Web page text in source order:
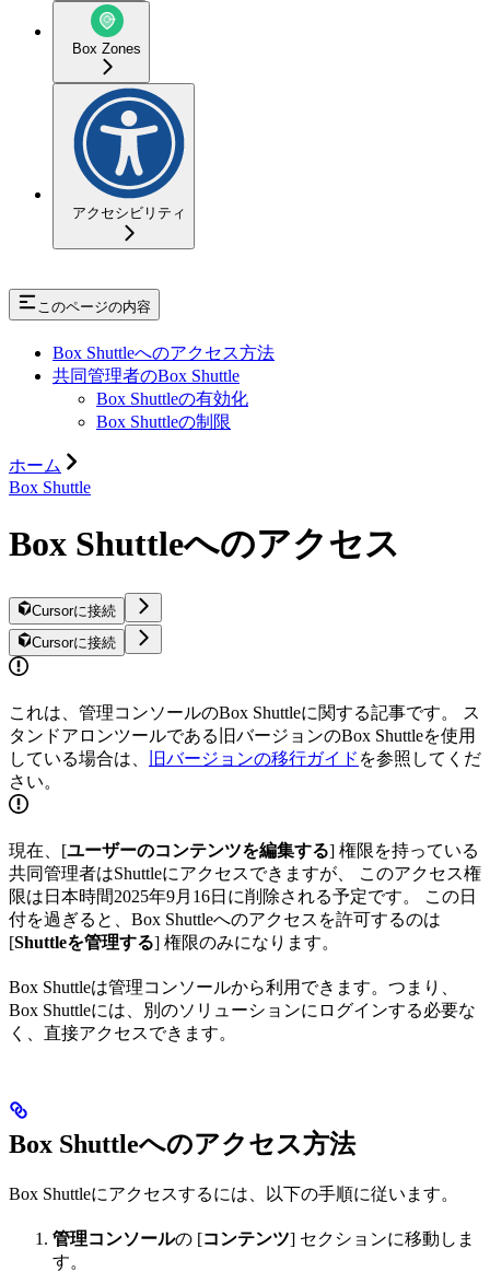
Box Zones
アクセシビリティ
このページの内容
Box Shuttleへのアクセス方法
共同管理者のBox Shuttle
Box Shuttleの有効化
Box Shuttleの制限
ホーム
Box Shuttle
Box Shuttleへのアクセス
Cursorに接続
Cursorに接続
これは、管理コンソールのBox Shuttleに関する記事です。 ス
タンドアロンツールである旧バージョンのBox Shuttleを使用
している場合は、
旧バージョンの移行ガイド を参照してくだ
さい。
現在、[ユーザーのコンテンツを編集する] 権限を持っている
共同管理者はShuttleにアクセスできますが、 このアクセス権
限は日本時間2025年9月16日に削除される予定です。 この日
付を過ぎると、Box Shuttleへのアクセスを許可するのは
[Shuttleを管理する] 権限のみになります。
Box Shuttleは管理コンソールから利用できます。つまり、
Box Shuttleには、別のソリューションにログインする必要な
く、直接アクセスできます。
Box Shuttleへのアクセス方法
Box Shuttleにアクセスするには、以下の手順に従います。
管理コンソールの [コンテンツ] セクションに移動しま
す。